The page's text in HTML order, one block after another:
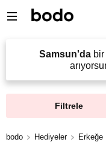
Samsun'dabir
Filtrele
bodo Hediyeler Erkeğe